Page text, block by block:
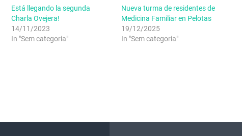
Está llegando la segunda
Charla Ovejera!
14/11/2023
In "Sem categoria"
Nueva turma de residentes de
Medicina Familiar en Pelotas
19/12/2025
In "Sem categoria"